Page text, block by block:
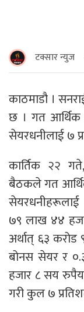
टक्सार न्युज
काठमाडौ ।
छ । गत आर्थिक
सेयरधनीलाई ७
कार्तिक २२
बैठकले गत
७९ लाख ४४
अर्थात् ६३
बोनस सेयर र
हजार ८ सय
गरी कुल ७